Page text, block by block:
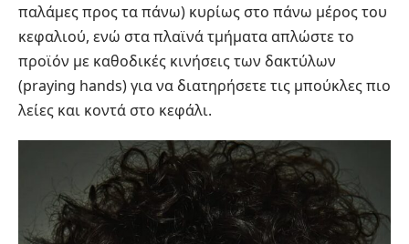
παλάμες προς τα πάνω) κυρίως στο πάνω μέρος του
κεφαλιού, ενώ στα πλαϊνά τμήματα απλώστε το
προϊόν με καθοδικές κινήσεις των δακτύλων
(praying hands) για να διατηρήσετε τις μπούκλες πιο
λείες και κοντά στο κεφάλι.